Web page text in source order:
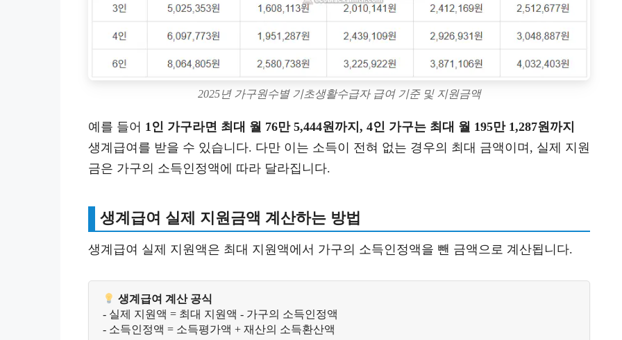
2025년 가구원수별 기초생활수급자 급여 기준 및 지원금액
예를 들어 1인 가구라면 최대 월 76만 5,444원까지, 4인 가구는 최대 월 195만 1,287원까지
생계급여를 받을 수 있습니다. 다만 이는 소득이 전혀 없는 경우의 최대 금액이며, 실제 지원
금은 가구의 소득인정액에 따라 달라집니다.
생계급여 실제 지원금액 계산하는 방법
생계급여 실제 지원액은 최대 지원액에서 가구의 소득인정액을 뺀 금액으로 계산됩니다.
생계급여 계산 공식
- 실제 지원액 = 최대 지원액 - 가구의 소득인정액
- 소득인정액 = 소득평가액 + 재산의 소득환산액